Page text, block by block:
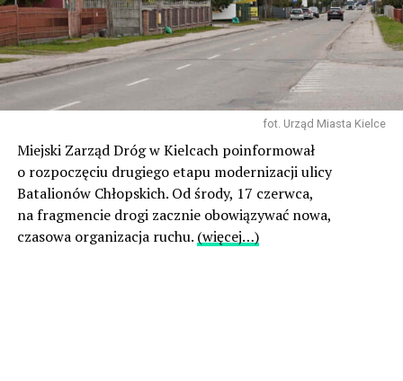
fot. Urząd Miasta Kielce
Miejski Zarząd Dróg w Kielcach poinformował
o rozpoczęciu drugiego etapu modernizacji ulicy
Batalionów Chłopskich. Od środy, 17 czerwca,
na fragmencie drogi zacznie obowiązywać nowa,
czasowa organizacja ruchu. (więcej…)